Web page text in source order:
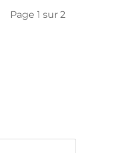
Page 1 sur 2